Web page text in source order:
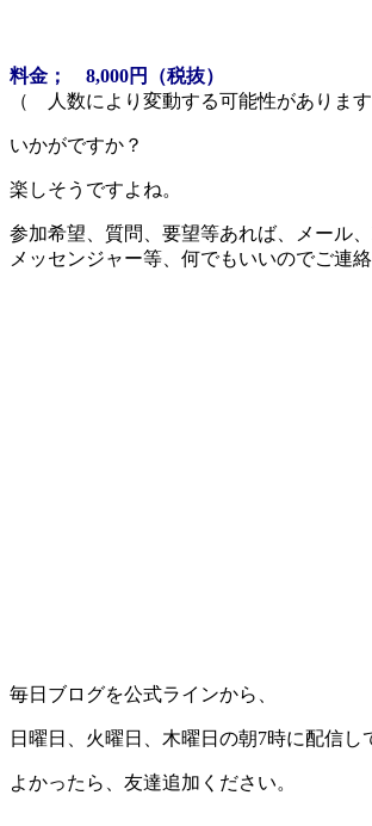
料金； 8,000円（税抜）
（ 人数により変動する可能性がありま
いかがですか？
楽しそうですよね。
参加希望、質問、要望等あれば、メール、
メッセンジャー等、何でもいいのでご連絡
毎日ブログを公式ラインから、
日曜日、火曜日、木曜日の朝7時に配信し
よかったら、友達追加ください。